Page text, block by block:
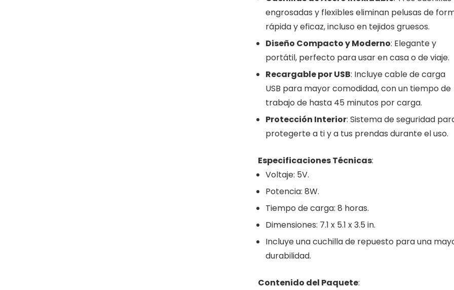
engrosadas y flexibles eliminan pelusas de
rápida y eficaz, incluso en tejidos gruesos.
Diseño Compacto y Moderno: Elegante y
portátil, perfecto para usar en casa o de viaje.
Recargable por USB: Incluye cable de carga
USB para mayor comodidad, con un tiempo de
trabajo de hasta 45 minutos por carga.
Protección Interior: Sistema de seguridad
protegerte a ti y a tus prendas durante el uso.
Especificaciones Técnicas:
Voltaje: 5V.
Potencia: 8W.
Tiempo de carga: 8 horas.
Dimensiones: 7.1 x 5.1 x 3.5 in.
Incluye una cuchilla de repuesto para una
durabilidad.
Contenido del Paquete: